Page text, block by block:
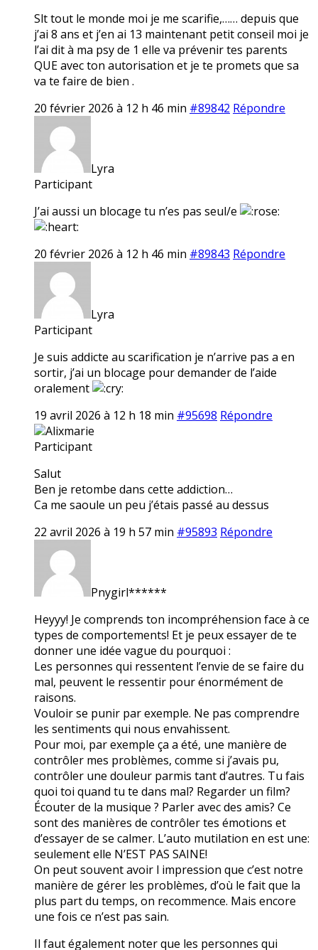
Slt tout le monde moi je me scarifie,…… depuis que
j’ai 8 ans et j’en ai 13 maintenant petit conseil moi je
l’ai dit à ma psy de 1 elle va prévenir tes parents
QUE avec ton autorisation et je te promets que sa
va te faire de bien .
20 février 2026 à 12 h 46 min #89842 Répondre
Lyra
Participant
J’ai aussi un blocage tu n’es pas seul/e
20 février 2026 à 12 h 46 min #89843 Répondre
Lyra
Participant
Je suis addicte au scarification je n’arrive pas a en
sortir, j’ai un blocage pour demander de l’aide
oralement
19 avril 2026 à 12 h 18 min #95698 Répondre
Alixmarie
Participant
Salut
Ben je retombe dans cette addiction…
Ca me saoule un peu j’étais passé au dessus
22 avril 2026 à 19 h 57 min #95893 Répondre
Pnygirl******
Heyyy! Je comprends ton incompréhension face à ce
types de comportements! Et je peux essayer de te
donner une idée vague du pourquoi :
Les personnes qui ressentent l’envie de se faire du
mal, peuvent le ressentir pour énormément de
raisons.
Vouloir se punir par exemple. Ne pas comprendre
les sentiments qui nous envahissent.
Pour moi, par exemple ça a été, une manière de
contrôler mes problèmes, comme si j’avais pu,
contrôler une douleur parmis tant d’autres. Tu fais
quoi toi quand tu te dans mal? Regarder un film?
Écouter de la musique ? Parler avec des amis? Ce
sont des manières de contrôler tes émotions et
d’essayer de se calmer. L’auto mutilation en est une:
seulement elle N’EST PAS SAINE!
On peut souvent avoir l impression que c’est notre
manière de gérer les problèmes, d’où le fait que la
plus part du temps, on recommence. Mais encore
une fois ce n’est pas sain.
Il faut également noter que les personnes qui